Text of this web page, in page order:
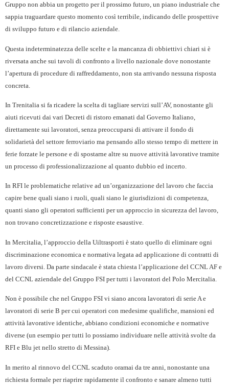
Gruppo non abbia un progetto per il prossimo futuro, un piano industriale che
sappia traguardare questo momento così terribile, indicando delle prospettive
di sviluppo futuro e di rilancio aziendale.
Questa indeterminatezza delle scelte e la mancanza di obbiettivi chiari si è
riversata anche sui tavoli di confronto a livello nazionale dove nonostante
l’apertura di procedure di raffreddamento, non sta arrivando nessuna risposta
concreta.
In Trenitalia si fa ricadere la scelta di tagliare servizi sull’AV, nonostante gli
aiuti ricevuti dai vari Decreti di ristoro emanati dal Governo Italiano,
direttamente sui lavoratori, senza preoccuparsi di attivare il fondo di
solidarietà del settore ferroviario ma pensando allo stesso tempo di mettere in
ferie forzate le persone e di spostarne altre su nuove attività lavorative tramite
un processo di professionalizzazione al quanto dubbio ed incerto.
In RFI le problematiche relative ad un’organizzazione del lavoro che faccia
capire bene quali siano i ruoli, quali siano le giurisdizioni di competenza,
quanti siano gli operatori sufficienti per un approccio in sicurezza del lavoro,
non trovano concretizzazione e risposte esaustive.
In Mercitalia, l’approccio della Uiltrasporti è stato quello di eliminare ogni
discriminazione economica e normativa legata ad applicazione di contratti di
lavoro diversi. Da parte sindacale è stata chiesta l’applicazione del CCNL AF e
del CCNL aziendale del Gruppo FSI per tutti i lavoratori del Polo Mercitalia.
Non è possibile che nel Gruppo FSI vi siano ancora lavoratori di serie A e
lavoratori di serie B per cui operatori con medesime qualifiche, mansioni ed
attività lavorative identiche, abbiano condizioni economiche e normative
diverse (un esempio per tutti lo possiamo individuare nelle attività svolte da
RFI e Blu jet nello stretto di Messina).
In merito al rinnovo del CCNL scaduto oramai da tre anni, nonostante una
richiesta formale per riaprire rapidamente il confronto e sanare almeno tutti